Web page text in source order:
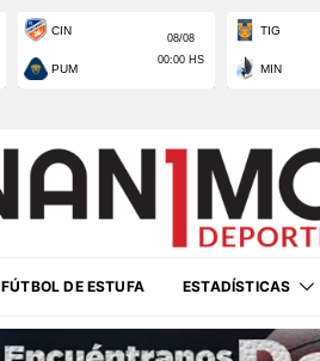
FÚTBOL DE ESTUFA ESTADÍSTICAS